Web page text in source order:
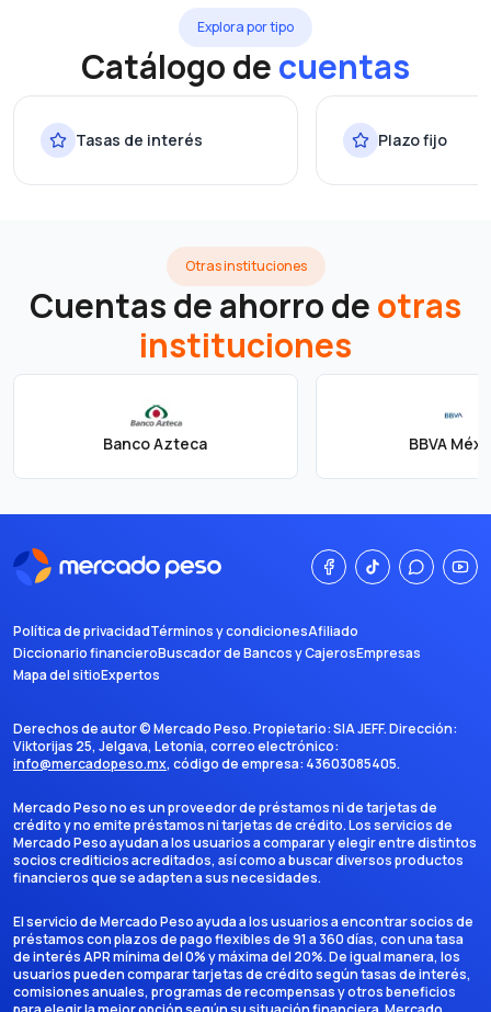
Explora por tipo
Catálogo decuentas
Tasas de interés Plazo fijo
Otras instituciones
Cuentas de ahorro deotras
instituciones
Banco Azteca BBVA
Política de privacidadTérminos y condicionesAfiliado
Diccionario financieroBuscador de Bancos y CajerosEmpresas
Mapa del sitioExpertos
Derechos de autor ©Mercado Peso. Propietario:SIA JEFF. Dirección:
Viktorijas 25, Jelgava, Letonia, correo electrónico:
info@mercadopeso.mx, código de empresa: 43603085405.
Mercado Peso no es un proveedor de préstamos ni de tarjetas de
crédito y no emite préstamos ni tarjetas de crédito. Los servicios de
Mercado Peso ayudan a los usuarios a comparar y elegir entre distintos
socios crediticios acreditados, así como a buscar diversos productos
financieros que se adapten a sus necesidades.
El servicio de Mercado Peso ayuda a los usuarios a encontrar socios de
préstamos con plazos de pago flexibles de 91 a 360 días, con una tasa
de interés APR mínima del 0% y máxima del 20%. De igual manera, los
usuarios pueden comparar tarjetas de crédito según tasas de interés,
comisiones anuales, programas de recompensas y otros beneficios